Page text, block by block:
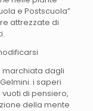
e Postscuola”
attrezzate di
marchiata dagli
i saperi
di pensiero,
della mente